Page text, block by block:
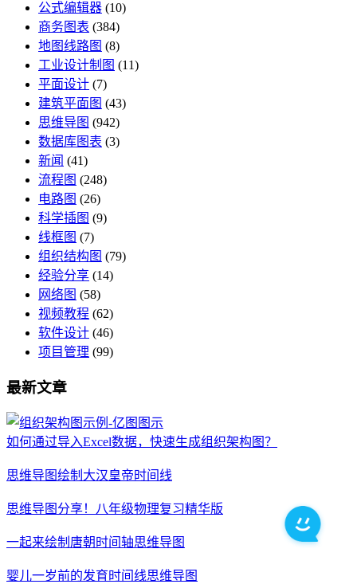
公式编辑器 (10)
商务图表 (384)
地图线路图 (8)
工业设计制图 (11)
平面设计 (7)
建筑平面图 (43)
思维导图 (942)
数据库图表 (3)
新闻 (41)
流程图 (248)
电路图 (26)
科学插图 (9)
线框图 (7)
组织结构图 (79)
经验分享 (14)
网络图 (58)
视频教程 (62)
软件设计 (46)
项目管理 (99)
最新文章
如何通过导入Excel数据，快速生成组织架构图？
思维导图绘制大汉皇帝时间线
思维导图分享！八年级物理复习精华版
一起来绘制唐朝时间轴思维导图
婴儿一岁前的发育时间线思维导图